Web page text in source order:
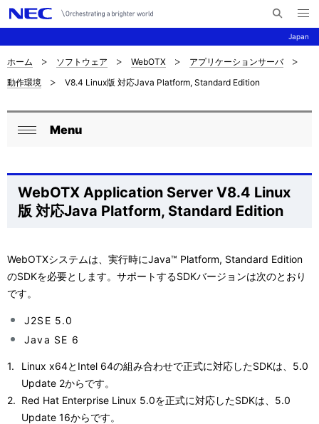
Japan
イ
メ
ニ
ュ
ナ
ビ
ゲ
ョ
サ
イ
ト
の
現
在
置
を
し
て
ホーム ソフトウェア WebOTX
アプリケーションサーバ
動作環境
V8.4 Linux版 対応Java Platform, Standard Edition
ロ
カ
ル
ビ
ゲ
ー
シ
ョ
ン
Menu
WebOTX Application Server V8.4 Linux
版 対応Java Platform, Standard Edition
WebOTXシステムは、実行時にJava™ Platform, Standard Edition
のSDKを必要とします。サポートするSDKバージョンは次のとおり
です。
J2SE 5.0
Java SE 6
Linux x64とIntel 64の組み合わせで正式に対応したSDKは、5.0
Update 2からです。
Red Hat Enterprise Linux 5.0を正式に対応したSDKは、5.0
Update 16からです。